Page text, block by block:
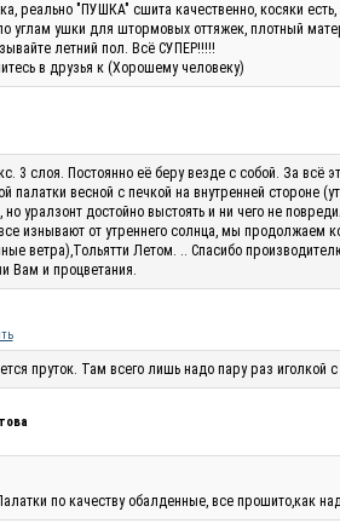
реально "ПУШКА" сшита качественно, косяки
углам ушки для штормовых оттяжек, плотный
летний пол. Всё СУПЕР!!!!!
в друзья к (Хорошему человеку)
3 слоя. Постоянно её беру везде с собой. За
палатки весной с печкой на внутренней стороне
уралзонт достойно выстоять и ни чего не
изнывают от утреннего солнца, мы продолжаем
ветра),Тольятти Летом. .. Спасибо
Вам и процветания.
пруток. Там всего лишь надо пару раз иголкой
по качеству обалденные, все прошито,как